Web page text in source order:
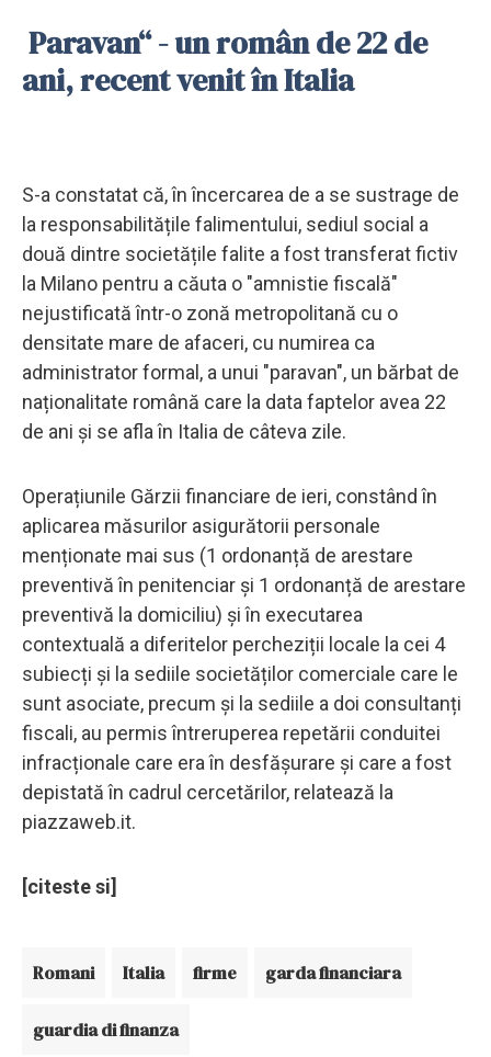
Paravan“ - un român de 22 de
ani, recent venit în Italia
S-a constatat că, în încercarea de a se sustrage de
la responsabilitățile falimentului, sediul social a
două dintre societățile falite a fost transferat fictiv
la Milano pentru a căuta o "amnistie fiscală"
nejustificată într-o zonă metropolitană cu o
densitate mare de afaceri, cu numirea ca
administrator formal, a unui "paravan", un bărbat de
naționalitate română care la data faptelor avea 22
de ani și se afla în Italia de câteva zile.
Operațiunile Gărzii financiare de ieri, constând în
aplicarea măsurilor asigurătorii personale
menționate mai sus (1 ordonanță de arestare
preventivă în penitenciar și 1 ordonanță de arestare
preventivă la domiciliu) și în executarea
contextuală a diferitelor percheziții locale la cei 4
subiecți și la sediile societăților comerciale care le
sunt asociate, precum și la sediile a doi consultanți
fiscali, au permis întreruperea repetării conduitei
infracționale care era în desfășurare și care a fost
depistată în cadrul cercetărilor, relatează la
piazzaweb.it.
[citeste si]
Romani Italia firme garda financiara
guardia di finanza